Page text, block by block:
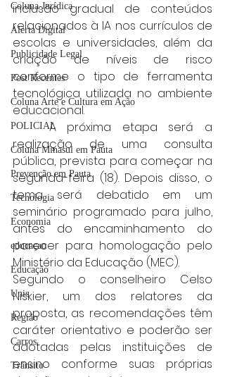
Coluna Jurídica
Alerta Digital
Publicidade Legal
Post Recentes
Coluna Arte e Cultura em Ação
POLICIAL
Coluna Minasul em Pauta
Prevenção em Pauta
Tecnologia
Economia
educaçao
Educação
Unis
Região
Carros
Trânsito
inclusão gradual de conteúdos
relacionados à IA nos currículos de
escolas e universidades, além da
criação de níveis de risco
conforme o tipo de ferramenta
tecnológica utilizada no ambiente
educacional.
	A próxima etapa será a
realização de uma consulta
pública, prevista para começar na
segunda-feira (18). Depois disso, o
tema será debatido em um
seminário programado para julho,
antes do encaminhamento do
parecer para homologação pelo
Ministério da Educação (MEC).
Segundo o conselheiro Celso
Niskier, um dos relatores da
proposta, as recomendações têm
caráter orientativo e poderão ser
adotadas pelas instituições de
ensino conforme suas próprias